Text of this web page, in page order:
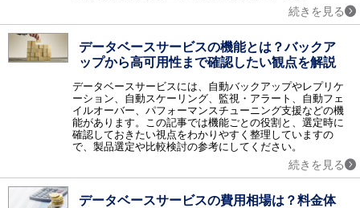
その他
スマートデバイス連携システム / GoogleApps導入支援 / 安否確認システム / アンケートシステム / 文書電子化 / 物品管理 / 化学物質管理システム / 運行管理システム / 受付システム / グループウェア導入支援 / リモートコントロール（遠隔操作） / デジタルサイネージ / 分散処理（HPCクラスタ） / 知的財産管理 / デジタル著作権管理（DRM） / e文書ソリューション / 保育園・幼稚園システム / セキュリティ特集 / 賃貸管理ソフト / ホームページ制作 / コラム / テレワーク特集 / テレワーク特集_ネオキャリア / アノテーション / ワークブース / 動作解析ソリューション / ビジネスマッチングサービス / 内部統制ツール
調査レポート
続きを見る
データベースサービスの機能とは？バックア
ップから高可用性まで確認したい観点を解説
データベースサービスには、自動バックアップやレプリケ
ーション、自動スケーリング、監視・アラート、自動フェ
イルオーバー、パフォーマンスチューニング支援などの機
能があります。この記事では機能ごとの役割と、選定時に
確認しておきたい視点をわかりやすく整理していますの
で、製品選定や比較検討の参考にしてください。
続きを見る
データベースサービスの費用相場は？料金体